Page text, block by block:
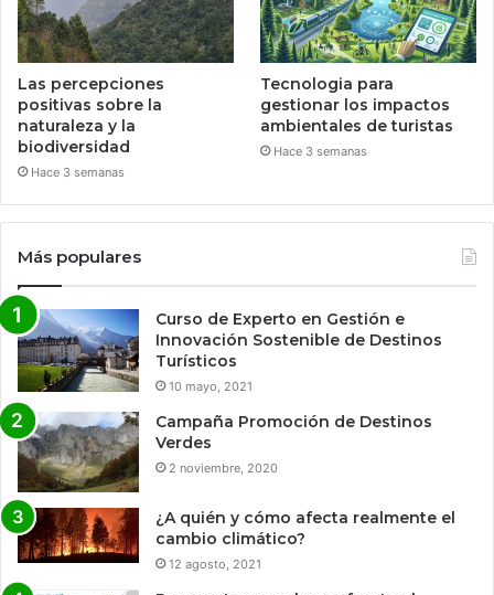
Las percepciones
positivas sobre la
naturaleza y la
biodiversidad
Hace 3 semanas
Tecnologia para
gestionar los impactos
ambientales de turistas
Hace 3 semanas
Más populares
Curso de Experto en Gestión e
Innovación Sostenible de Destinos
Turísticos
10 mayo, 2021
Campaña Promoción de Destinos
Verdes
2 noviembre, 2020
¿A quién y cómo afecta realmente el
cambio climático?
12 agosto, 2021